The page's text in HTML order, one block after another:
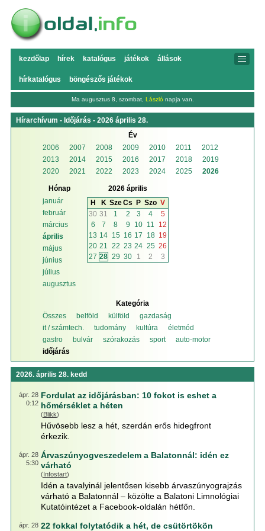
kezdőlap hírek katalógus játékok állások
hírkatalógus böngészős játékok
Ma augusztus 8, szombat, László napja van.
Hírarchívum - Időjárás - 2026 április 28.
Év
2006
2007 2008 2009 2010 2011
2012
2013
2014 2015 2016 2017 2018
2019
2020
2021 2022 2023 2024 2025 2026
Hónap
január
február
március
április
május
június
július
augusztus
2026 április
H
K SzeCs P Szo V
30 31 1 2 3 4
5
6
7 8 9 10 11
12
13 14 15 16 17 18 19
20 21 22 23 24 25 26
27 28 29 30 1 2 3
Kategória
Összes
belföld külföld
gazdaság
it / számtech.
tudomány kultúra
életmód
gastro
bulvár szórakozás sport
auto-motor
időjárás
2026. április 28. kedd
ápr. 28
0:12
Fordulat az időjárásban: 10 fokot is eshet a
hőmérséklet a héten
(Blikk)
Hűvösebb lesz a hét, szerdán erős hidegfront
érkezik.
ápr. 28
5:30
Árvaszúnyogveszedelem a Balatonnál: idén ez
várható
(Infostart)
Idén a tavalyinál jelentősen kisebb árvaszúnyograjzás
várható a Balatonnál – közölte a Balatoni Limnológiai
Kutatóintézet a Facebook-oldalán hétfőn.
ápr. 28 22 fokkal folytatódik a hét, de csütörtökön